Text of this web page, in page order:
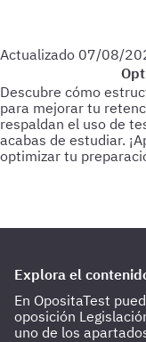
Actualizado 07/08/
Descubre cómo
para mejorar tu
respaldan el uso de
acabas de estudiar.
optimizar tu
Explora el
En OpositaTest
oposición
uno de los